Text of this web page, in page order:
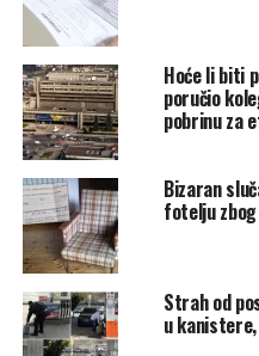
POVEZANE TEME: FTV
UP NEXT
Danas u Krajini pretežno
očekuje u narednim danima
DON'T MISS
Zašto je Radmanova izjava
historijski netačna i opasna
Hoće li biti
poručio
pobrinu za
Bizaran
fotelju
Strah od
u